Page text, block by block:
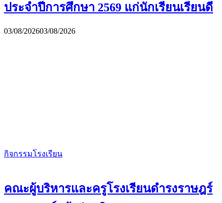
ประจำปีการศึกษา 2569 แก่นักเรียนเรียนดี
03/08/202603/08/2026
กิจกรรมโรงเรียน
คณะผู้บริหารและครูโรงเรียนดำรงราษฎร์